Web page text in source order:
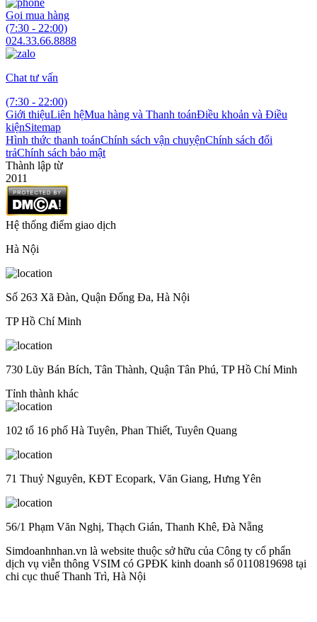
Gọi mua hàng
(7:30 - 22:00)
024.33.66.8888
Chat tư vấn
(7:30 - 22:00)
Giới thiệuLiên hệMua hàng và Thanh toánĐiều khoản và Điều
kiệnSitemap
Hình thức thanh toánChính sách vận chuyệnChính sách đổi
trảChính sách bảo mật
Thành lập từ
2011
Hệ thống điểm giao dịch
Hà Nội
Số 263 Xã Đàn, Quận Đống Đa, Hà Nội
TP Hồ Chí Minh
730 Lũy Bán Bích, Tân Thành, Quận Tân Phú, TP Hồ Chí Minh
Tỉnh thành khác
102 tổ 16 phố Hà Tuyên, Phan Thiết, Tuyên Quang
71 Thuỷ Nguyên, KĐT Ecopark, Văn Giang, Hưng Yên
56/1 Phạm Văn Nghị, Thạch Gián, Thanh Khê, Đà Nẵng
Simdoanhnhan.vn là website thuộc sở hữu của Công ty cổ phẩn
dịch vụ viễn thông VSIM có GPĐK kinh doanh số 0110819698 tại
chi cục thuế Thanh Trì, Hà Nội